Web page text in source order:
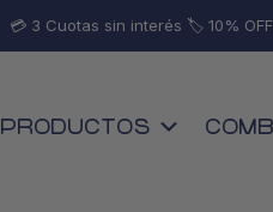
💳 3 Cuotas sin interés 🏷️ 10%
PRODUCTOS